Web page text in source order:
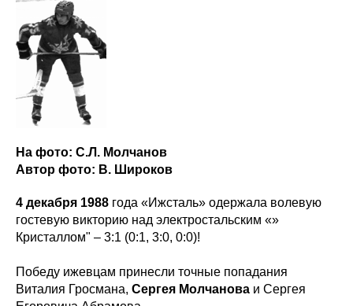
На фото: С.Л. Молчанов
Автор фото: В. Широков
4 декабря 1988 года «Ижсталь» одержала волевую
гостевую викторию над электростальским «»
Кристаллом" – 3:1 (0:1, 3:0, 0:0)!
Победу ижевцам принесли точные попадания
Виталия Гросмана, Сергея Молчанова и Сергея